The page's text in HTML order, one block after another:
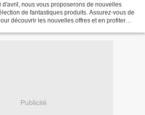
d'avril, nous vous proposerons de nouvelles
de fantastiques produits. Assurez-vous de
découvrir les nouvelles offres et en profiter
Publicité